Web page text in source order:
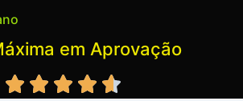
em Aprovação